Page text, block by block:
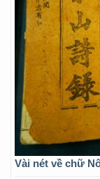
Vài nét về chữ